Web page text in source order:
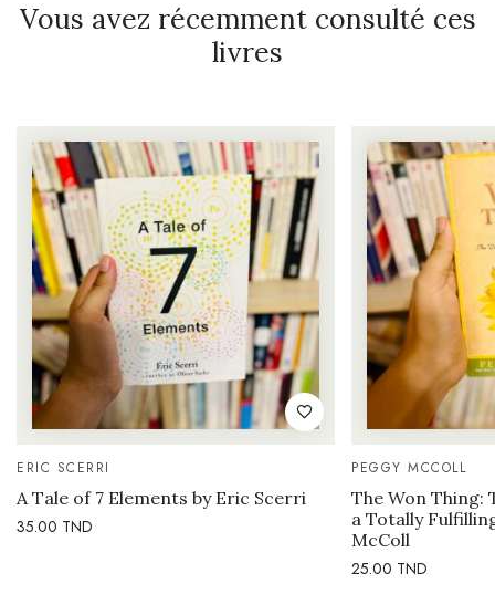
Vous avez récemment consulté ces
livres
ERIC SCERRI
A Tale of 7 Elements by Eric Scerri
35.00 TND
PEGGY MCCOLL
The Won Thing:
a Totally
McColl
25.00 TND